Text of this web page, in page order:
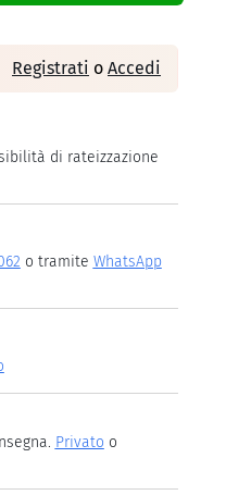
Registrati o Accedi
di rateizzazione
o tramite WhatsApp
Privato o